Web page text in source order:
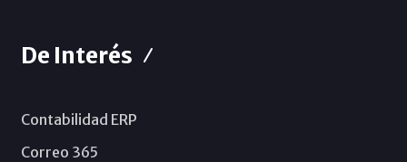
De Interés
Contabilidad ERP
Correo 365